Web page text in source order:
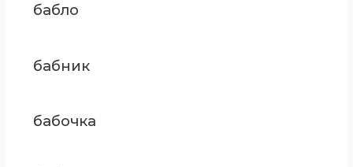
бабло
бабник
бабочка